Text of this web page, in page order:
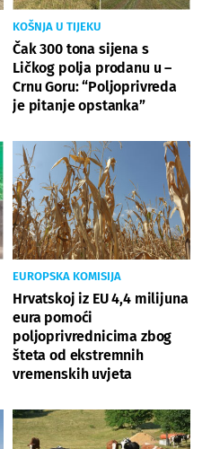
KOŠNJA U TIJEKU
Čak 300 tona sijena s
Ličkog polja prodanu u –
Crnu Goru: “Poljoprivreda
je pitanje opstanka”
EUROPSKA KOMISIJA
Hrvatskoj iz EU 4,4 milijuna
eura pomoći
poljoprivrednicima zbog
šteta od ekstremnih
vremenskih uvjeta